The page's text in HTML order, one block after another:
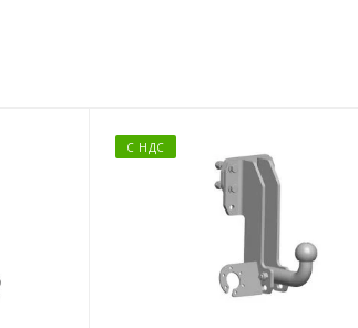
С НДС